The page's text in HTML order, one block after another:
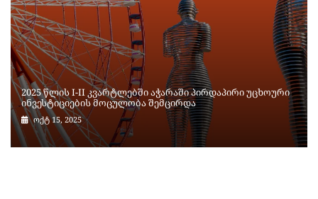
2025 წლის I-II კვარტლებში აჭარაში პირდაპირი უცხოური
ინვესტიციების მოცულობა შემცირდა
ოქტ 15, 2025